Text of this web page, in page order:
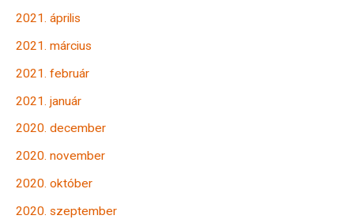
2021. április
2021. március
2021. február
2021. január
2020. december
2020. november
2020. október
2020. szeptember